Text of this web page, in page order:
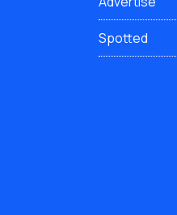
Spotted